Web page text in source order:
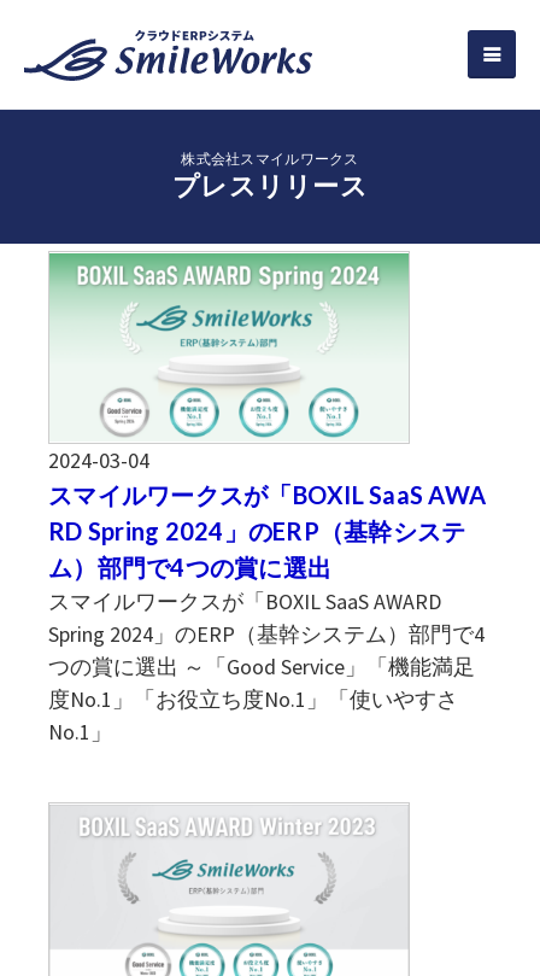
株式会社スマイルワークス
プレスリリース
2024-03-04
スマイルワークスが「BOXIL SaaS AWA
RD Spring 2024」のERP（基幹システ
ム）部門で4つの賞に選出
スマイルワークスが「BOXIL SaaS AWARD
Spring 2024」のERP（基幹システム）部門で4
つの賞に選出 ～「Good Service」「機能満足
度No.1」「お役立ち度No.1」「使いやすさ
No.1」